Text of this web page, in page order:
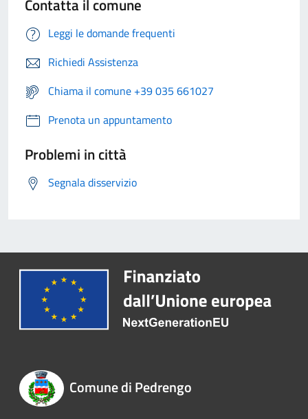
Contatta il comune
Leggi le domande frequenti
Richiedi Assistenza
Chiama il comune +39 035 661027
Prenota un appuntamento
Problemi in città
Segnala disservizio
Comune di Pedrengo